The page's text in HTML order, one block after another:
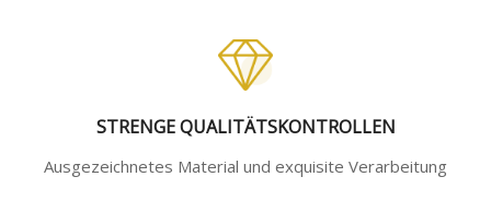
STRENGE QUALITÄTSKONTROLLEN
Ausgezeichnetes Material und exquisite Verarbeitung